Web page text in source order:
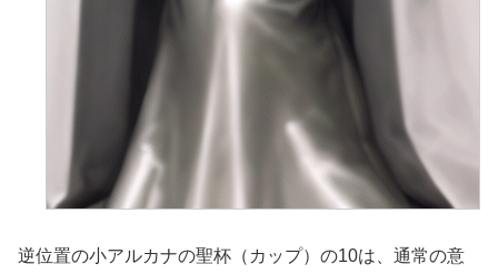
逆位置の小アルカナの聖杯（カップ）の10は、通常の意